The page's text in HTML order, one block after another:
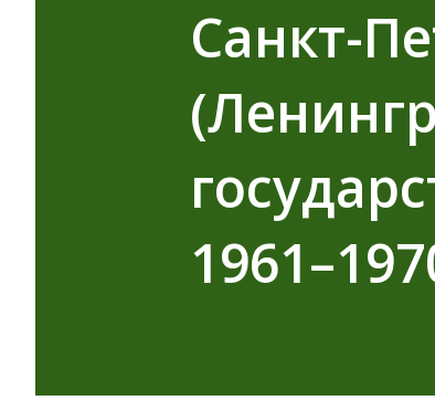
Санкт-